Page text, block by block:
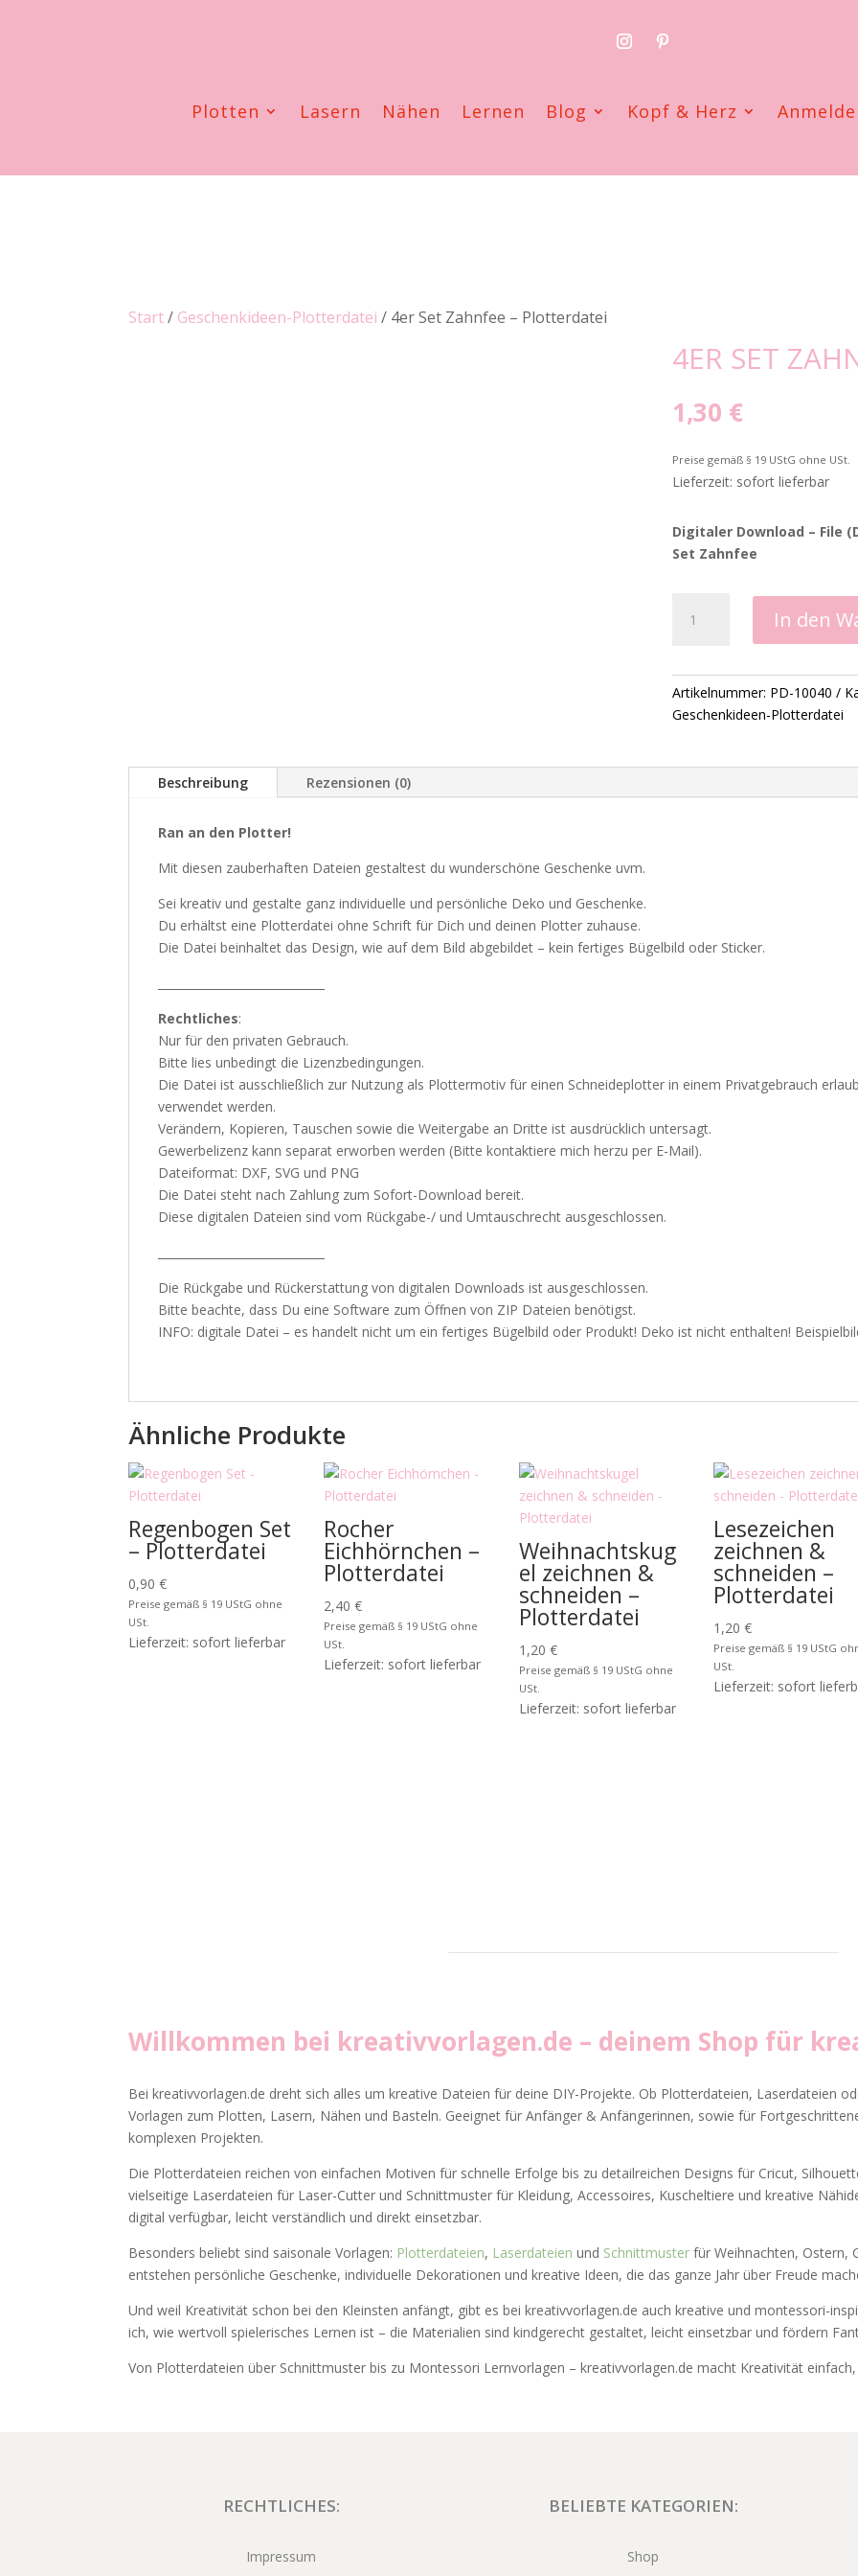
Plotten Lasern Nähen Lernen Blog Kopf & Herz
Start/ Geschenkideen-Plotterdatei / 4er Set Zahnfee – Plotterdatei
4ER SET
1,30 €
Preise gemäß § 19 UStG ohne USt.
Lieferzeit: sofort lieferbar
Digitaler Download – File
Set Zahnfee
Plotterdatei
Menge
In den
Artikelnummer: PD-10040
Geschenkideen-Plotterdatei
Beschreibung Rezensionen (0)
Ran an den Plotter!
Mit diesen zauberhaften Dateien gestaltest du wunderschöne Geschenke uvm.
Sei kreativ und gestalte ganz individuelle und persönliche Deko und Geschenke.
Du erhältst eine Plotterdatei ohne Schrift für Dich und deinen Plotter zuhause.
Die Datei beinhaltet das Design, wie auf dem Bild abgebildet – kein fertiges Bügelbild oder Sticker.
Rechtliches:
Nur für den privaten Gebrauch.
Bitte lies unbedingt die Lizenzbedingungen.
Die Datei ist ausschließlich zur Nutzung als Plottermotiv für einen Schneideplotter in einem Privatgebrauch
verwendet werden.
Verändern, Kopieren, Tauschen sowie die Weitergabe an Dritte ist ausdrücklich untersagt.
Gewerbelizenz kann separat erworben werden (Bitte kontaktiere mich herzu per E-Mail).
Dateiformat: DXF, SVG und PNG
Die Datei steht nach Zahlung zum Sofort-Download bereit.
Diese digitalen Dateien sind vom Rückgabe-/ und Umtauschrecht ausgeschlossen.
Die Rückgabe und Rückerstattung von digitalen Downloads ist ausgeschlossen.
Bitte beachte, dass Du eine Software zum Öffnen von ZIP Dateien benötigst.
INFO: digitale Datei – es handelt nicht um ein fertiges Bügelbild oder Produkt! Deko ist nicht enthalten!
Ähnliche Produkte
Regenbogen Set
– Plotterdatei
0,90€
Preise gemäß § 19 UStG ohne
USt.
Lieferzeit: sofort lieferbar
Rocher
Eichhörnchen –
Plotterdatei
2,40€
Preise gemäß § 19 UStG ohne
USt.
Lieferzeit: sofort lieferbar
Weihnachtskug
el zeichnen &
schneiden –
Plotterdatei
1,20 €
Preise gemäß § 19 UStG ohne
USt.
Lieferzeit: sofort lieferbar
Lesezeichen
zeichnen &
schneiden –
Plotterdatei
1,20€
Preise gemäß § 19 UStG
USt.
Lieferzeit: sofort
Willkommen bei kreativvorlagen.de – deinem Shop für
Bei kreativvorlagen.de dreht sich alles um kreative Dateien für deine DIY-Projekte. Ob Plotterdateien, Laserdateien
Vorlagen zum Plotten, Lasern, Nähen und Basteln. Geeignet für Anfänger & Anfängerinnen, sowie für
komplexen Projekten.
Die Plotterdateien reichen von einfachen Motiven für schnelle Erfolge bis zu detailreichen Designs für Cricut,
vielseitige Laserdateien für Laser-Cutter und Schnittmuster für Kleidung, Accessoires, Kuscheltiere und kreative
digital verfügbar, leicht verständlich und direkt einsetzbar.
Besonders beliebt sind saisonale Vorlagen: Plotterdateien, Laserdateien und Schnittmuster für Weihnachten, Ostern,
entstehen persönliche Geschenke, individuelle Dekorationen und kreative Ideen, die das ganze Jahr über Freude
Und weil Kreativität schon bei den Kleinsten anfängt, gibt es bei kreativvorlagen.de auch kreative und montessori-
ich, wie wertvoll spielerisches Lernen ist – die Materialien sind kindgerecht gestaltet, leicht einsetzbar und fördern
Von Plotterdateien über Schnittmuster bis zu Montessori Lernvorlagen – kreativvorlagen.de macht Kreativität
RECHTLICHES:
Impressum
BELIEBTE KATEGORIEN:
Shop